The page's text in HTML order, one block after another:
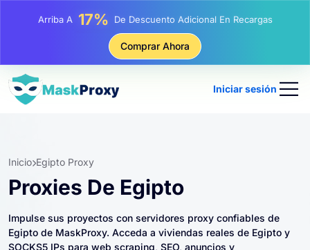
Arriba A 25% Descuento En Compras Estáticas IP
81% Descuento En Compras Rotativas IP
Comprar Ahora
Iniciar sesión
Inicio Egipto Proxy
Proxies De Egipto
Impulse sus proyectos con servidores proxy confiables de
Egipto de MaskProxy. Acceda a viviendas reales de Egipto y
SOCKS5 IPs para web scraping, SEO, anuncios y